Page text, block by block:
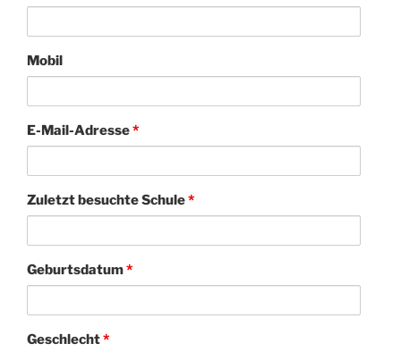
Mobil
E-Mail-Adresse*
Zuletzt besuchte Schule*
Geburtsdatum*
Geschlecht*